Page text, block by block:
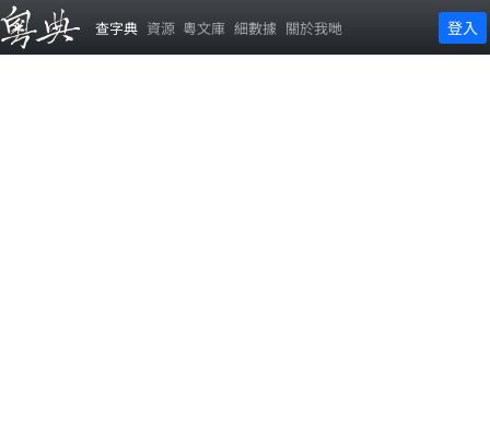
查字典 資源 粵文庫 細數據 關於我哋 登入